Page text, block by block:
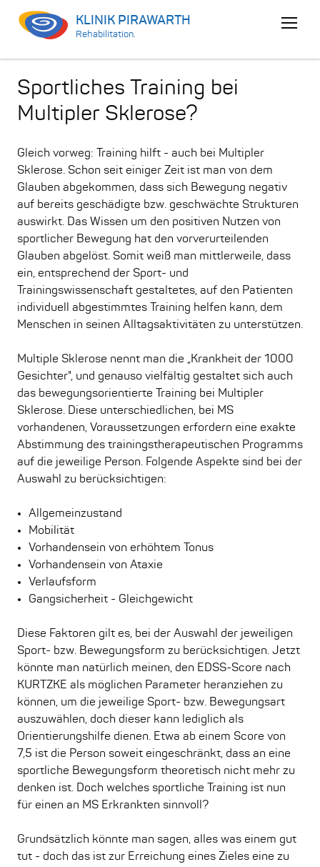
KLINIK PIRAWARTH
Rehabilitation.
Sportliches Training bei
Multipler Sklerose?
Gleich vorweg: Training hilft - auch bei Multipler
Sklerose. Schon seit einiger Zeit ist man von dem
Glauben abgekommen, dass sich Bewegung negativ
auf bereits geschädigte bzw. geschwächte Strukturen
auswirkt. Das Wissen um den positiven Nutzen von
sportlicher Bewegung hat den vorverurteilenden
Glauben abgelöst. Somit weiß man mittlerweile, dass
ein, entsprechend der Sport- und
Trainingswissenschaft gestaltetes, auf den Patienten
individuell abgestimmtes Training helfen kann, dem
Menschen in seinen Alltagsaktivitäten zu unterstützen.
Multiple Sklerose nennt man die „Krankheit der 1000
Gesichter", und genauso vielfältig gestaltet sich auch
das bewegungsorientierte Training bei Multipler
Sklerose. Diese unterschiedlichen, bei MS
vorhandenen, Voraussetzungen erfordern eine exakte
Abstimmung des trainingstherapeutischen Programms
auf die jeweilige Person. Folgende Aspekte sind bei der
Auswahl zu berücksichtigen:
Allgemeinzustand
Mobilität
Vorhandensein von erhöhtem Tonus
Vorhandensein von Ataxie
Verlaufsform
Gangsicherheit - Gleichgewicht
Diese Faktoren gilt es, bei der Auswahl der jeweiligen
Sport- bzw. Bewegungsform zu berücksichtigen. Jetzt
könnte man natürlich meinen, den EDSS-Score nach
KURTZKE als möglichen Parameter heranziehen zu
können, um die jeweilige Sport- bzw. Bewegungsart
auszuwählen, doch dieser kann lediglich als
Orientierungshilfe dienen. Etwa ab einem Score von
7,5 ist die Person soweit eingeschränkt, dass an eine
sportliche Bewegungsform theoretisch nicht mehr zu
denken ist. Doch welches sportliche Training ist nun
für einen an MS Erkrankten sinnvoll?
Grundsätzlich könnte man sagen, alles was einem gut
tut - doch das ist zur Erreichung eines Zieles eine zu